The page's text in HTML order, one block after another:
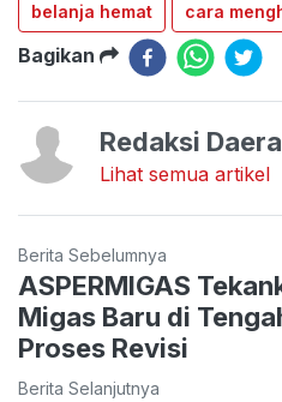
belanja hemat cara
Bagikan
Redaksi
Lihat semua artikel
Berita Sebelumnya
ASPERMIGAS
Migas Baru di
Proses Revisi
Berita Selanjutnya